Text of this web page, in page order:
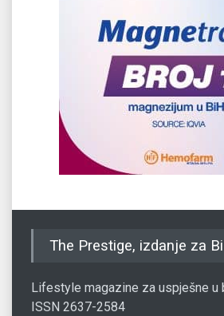
The Prestige, izdanje za
Lifestyle magazine za uspješne u
ISSN 2637-2584